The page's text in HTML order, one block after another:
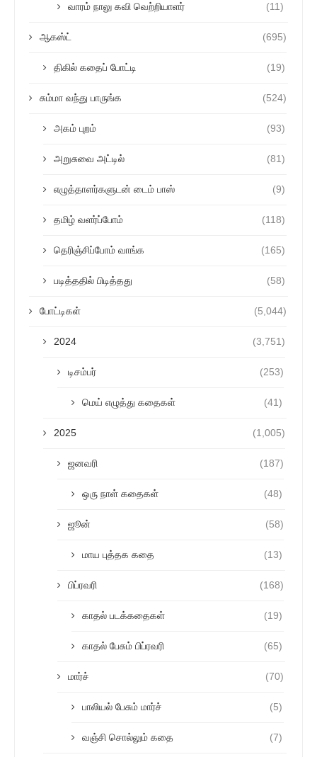
வாரம் நாலு கவி வெற்றியாளர் (11)
ஆகஸ்ட் (695)
திகில் கதைப் போட்டி (19)
சும்மா வந்து பாருங்க (524)
அகம் புறம் (93)
அறுசுவை அட்டில் (81)
எழுத்தாளர்களுடன் டைம் பாஸ் (9)
தமிழ் வளர்ப்போம் (118)
தெரிஞ்சிப்போம் வாங்க (165)
படித்ததில் பிடித்தது (58)
போட்டிகள் (5,044)
2024 (3,751)
டிசம்பர் (253)
மெய் எழுத்து கதைகள் (41)
2025 (1,005)
ஜனவரி (187)
ஒரு நாள் கதைகள் (48)
ஜூன் (58)
மாய புத்தக கதை (13)
பிப்ரவரி (168)
காதல் படக்கதைகள் (19)
காதல் பேசும் பிப்ரவரி (65)
மார்ச் (70)
பாலியல் பேசும் மார்ச் (5)
வஞ்சி சொல்லும் கதை (7)